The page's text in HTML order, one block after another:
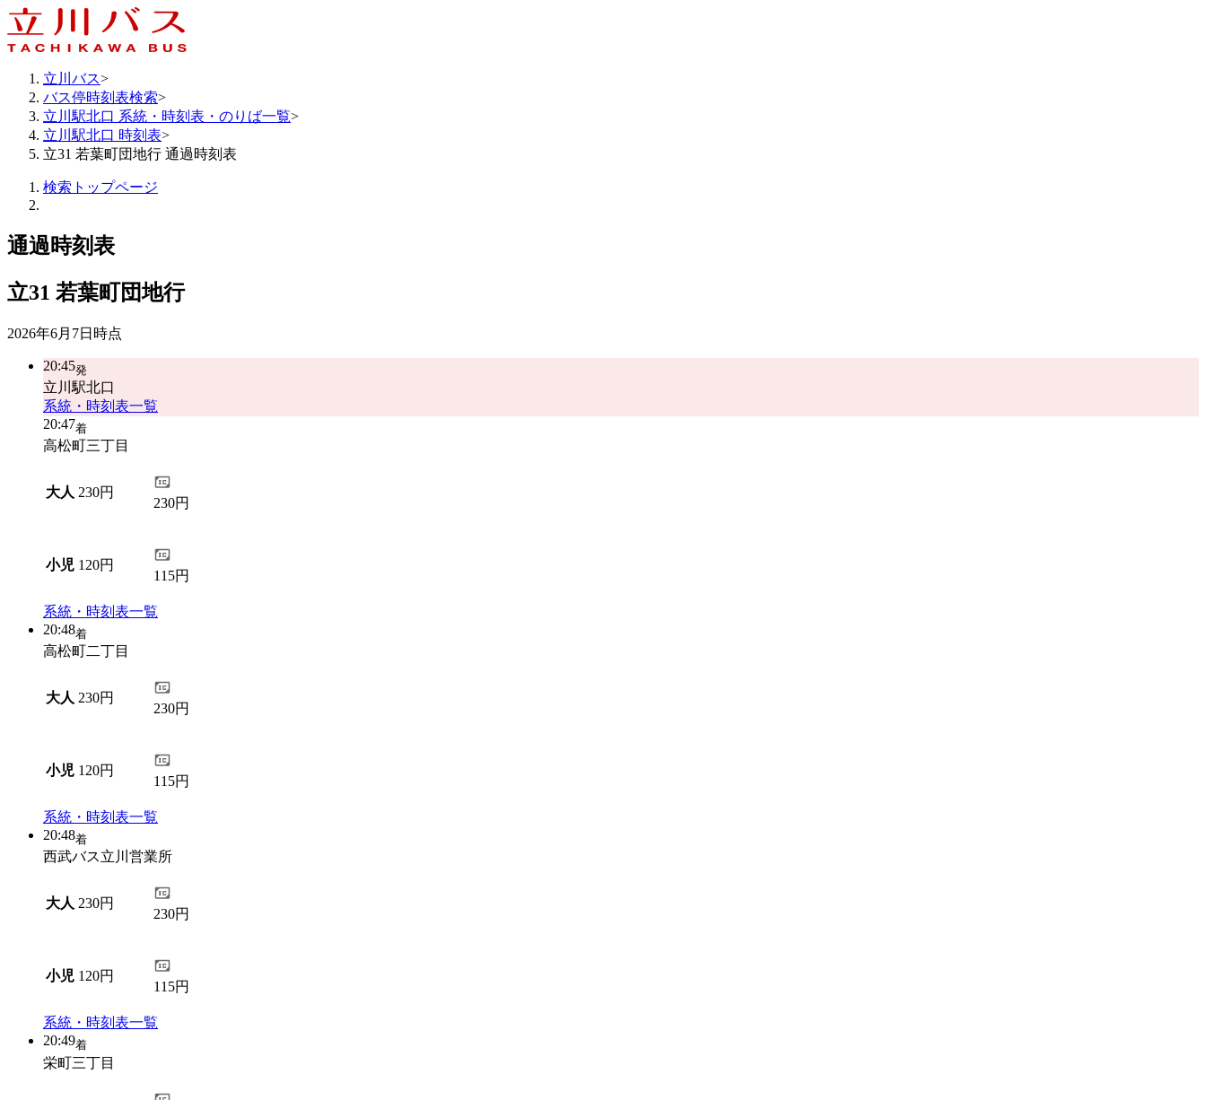
立川バス>
バス停時刻表検索>
立川駅北口 系統・時刻表・のりば一覧>
立川駅北口 時刻表>
立31 若葉町団地行 通過時刻表
検索トップページ
通過時刻表
立31 若葉町団地行
2026年6月7日 時点
20:45発
立川駅北口
系統・時刻表一覧
20:47着
高松町三丁目
大人 230円
230円
小児 120円
115円
系統・時刻表一覧
20:48着
高松町二丁目
大人 230円
230円
小児 120円
115円
系統・時刻表一覧
20:48着
西武バス立川営業所
大人 230円
230円
小児 120円
115円
系統・時刻表一覧
20:49着
栄町三丁目